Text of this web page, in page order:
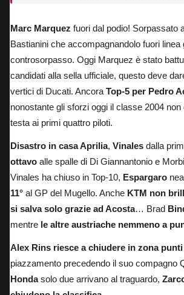
Marc Marquez fuori dal podio! Sorpassato
Bastianini che accompagnandolo fuori linea
controsorpasso. Oggi Marquez è stato
candidati alla sella ufficiale, questo deve
vertici di Ducati. Ancora Top-5 per Pedro
nonostante gli sforzi oggi il classe 2004
testa ai primi quattro piloti.
Disastro in casa Aprilia, Vinales dalla
ottavo alle spalle di Di Giannantonio e
Vinales ha chiuso in Top-10, Espargaro
11° al GP del Mugello. Anche KTM non
si salva solo grazie ad Acosta… Brad
mentre le altre austriache nemmeno a
Alex Rins riesce a chiudere in zona punti
piazzamento precedendo il suo compagno
Hondasolo due arrivano al traguardo,